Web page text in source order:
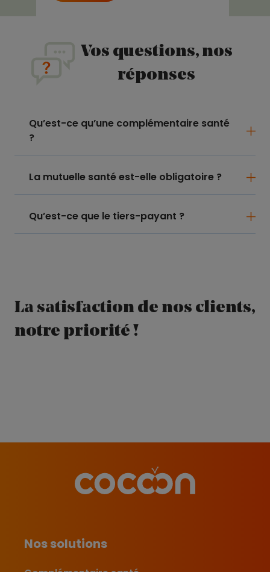
Vos questions, nos
réponses
Qu’est-ce qu’une complémentaire santé
?
La mutuelle santé est-elle obligatoire ?
Qu’est-ce que le tiers-payant ?
La satisfaction de nos clients,
notre priorité !
Nos solutions